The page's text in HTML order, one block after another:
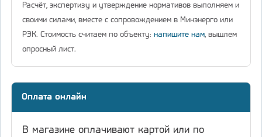
Расчёт, экспертизу и утверждение нормативов выполняем и
своими силами, вместе с сопровождением в Минэнерго или
РЭК. Стоимость считаем по объекту: напишите нам, вышлем
опросный лист.
Оплата онлайн
В магазине оплачивают картой или по